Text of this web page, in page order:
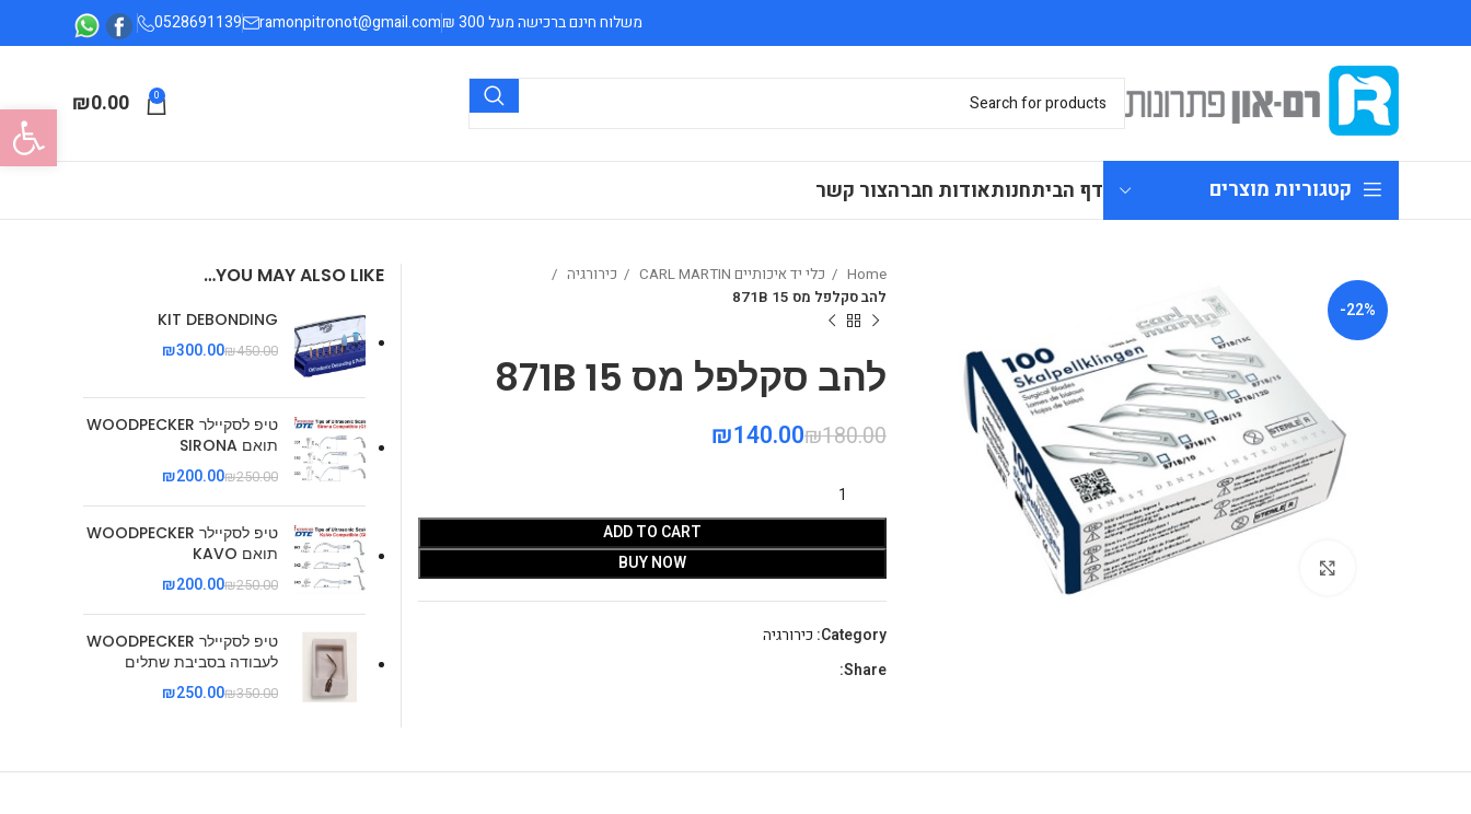
פתח
משלוח חינם ברכישה מעל 300 ₪ ramonpitronot@gmail.com
0528691139
0
₪0.00
קטגוריות מוצרים דף הביתחנותאודות חברהצור קשר
-22%
Home כלי יד איכותיים CARL MARTIN
כירורגיה
להב סקלפל מס 15 871B
₪
₪
להב סקלפל מס 15 871B
₪180.00
₪140.00
ADD TO CART
BUY NOW
Category: כירורגיה
Share:
YOU MAY ALSO LIKE…
KIT DEBONDING
₪450.00
₪300.00
טיפ לסקיילר WOODPECKER
תואם SIRONA
₪250.00
₪200.00
טיפ לסקיילר WOODPECKER
תואם KAVO
₪250.00
₪200.00
טיפ לסקיילר WOODPECKER
לעבודה בסביבת שתלים
₪350.00
₪250.00